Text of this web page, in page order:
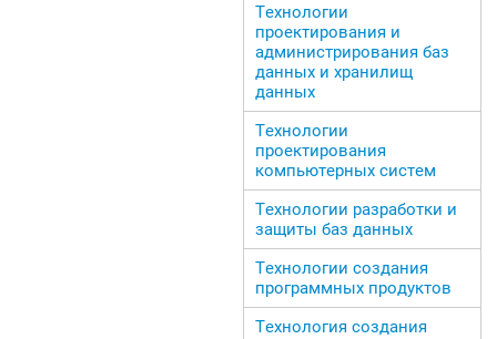
Технологии
проектирования и
администрирования баз
данных и хранилищ
данных
Технологии
проектирования
компьютерных систем
Технологии разработки и
защиты баз данных
Технологии создания
программных продуктов
Технология создания